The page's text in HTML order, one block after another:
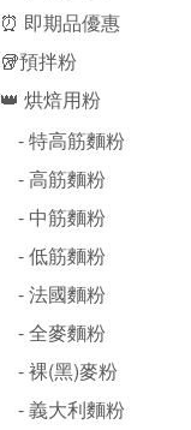
⏰ 即期品優惠
🥡預拌粉
👑 烘焙用粉
- 特高筋麵粉
- 高筋麵粉
- 中筋麵粉
- 低筋麵粉
- 法國麵粉
- 全麥麵粉
- 裸(黑)麥粉
- 義大利麵粉